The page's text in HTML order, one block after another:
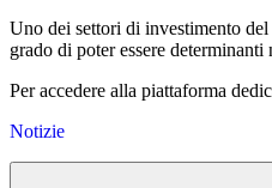
Uno dei settori di investimento
grado di poter essere
Per accedere alla piattaforma
Notizie